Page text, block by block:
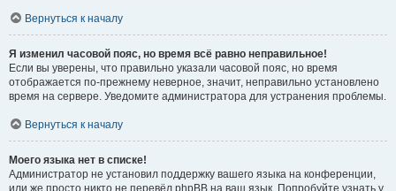
Вернуться к началу
Я изменил часовой пояс, но время всё равно неправильное!
Если вы уверены, что правильно указали часовой пояс, но время
отображается по-прежнему неверное, значит, неправильно установлено
время на сервере. Уведомите администратора для устранения проблемы.
Вернуться к началу
Моего языка нет в списке!
Администратор не установил поддержку вашего языка на конференции,
или же просто никто не перевёл phpBB на ваш язык. Попробуйте узнать у